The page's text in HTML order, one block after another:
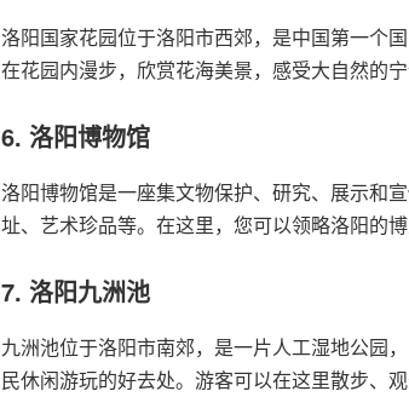
洛阳国家花园位于洛阳市西郊，是中国第一个
在花园内漫步，欣赏花海美景，感受大自然的宁
6. 洛阳博物馆
洛阳博物馆是一座集文物保护、研究、展示和
址、艺术珍品等。在这里，您可以领略洛阳的
7. 洛阳九洲池
九洲池位于洛阳市南郊，是一片人工湿地公园
民休闲游玩的好去处。游客可以在这里散步、观